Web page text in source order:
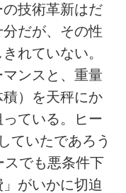
技術革新はだ
だが、その性
れていない。
ンスと、重量
積）を天秤にか
ている。ヒー
ていたであろう
スでも悪条件下
がいかに切迫